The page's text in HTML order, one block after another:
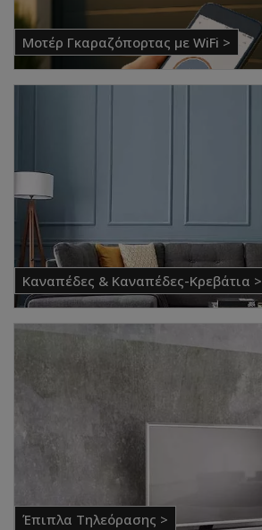
Μοτέρ Γκαραζόπορτας με WiFi >
Καναπέδες & Καναπέδες-Κρεβάτια >
Έπιπλα Τηλεόρασης >